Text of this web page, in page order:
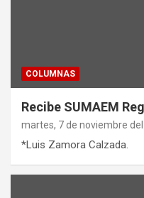
COLUMNAS
Recibe SUMAEM
martes, 7 de noviembre
*Luis Zamora